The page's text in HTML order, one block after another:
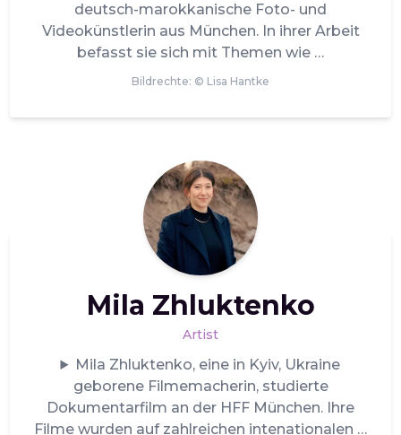
deutsch-marokkanische Foto- und
Videokünstlerin aus München. In ihrer Arbeit
befasst sie sich mit Themen wie
Bildrechte: © Lisa Hantke
Mila Zhluktenko
Artist
Mila Zhluktenko, eine in Kyiv, Ukraine
geborene Filmemacherin, studierte
Dokumentarfilm an der HFF München. Ihre
Filme wurden auf zahlreichen intenationalen